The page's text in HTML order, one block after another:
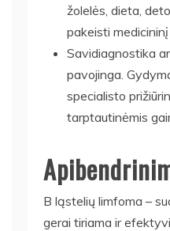
žolelės, dieta,
pakeisti
Savidiagnostika
pavojinga.
specialisto
tarptautinėmis
B ląstelių limfoma –
gerai tiriama ir